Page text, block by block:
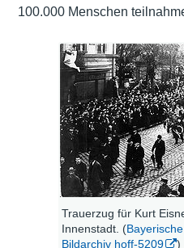
100.000 Menschen
Trauerzug für Kurt
Innenstadt. (
Bildarchiv hoff-5209
)